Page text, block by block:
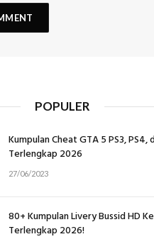
POPULER
Kumpulan Cheat GTA 5 PS3, PS4,
Terlengkap 2026
27/06/2023
80+ Kumpulan Livery Bussid HD
Terlengkap 2026!